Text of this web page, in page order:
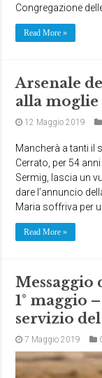
Congregazione
Read More »
Arsenale
alla
12 Maggio 2019
Mancherà a tanti il
Cerrato, per 54
Sermig, lascia un
dare l’annuncio
Maria soffriva per
Read More »
Messaggio
1° maggio
servizio
7 Maggio 2019